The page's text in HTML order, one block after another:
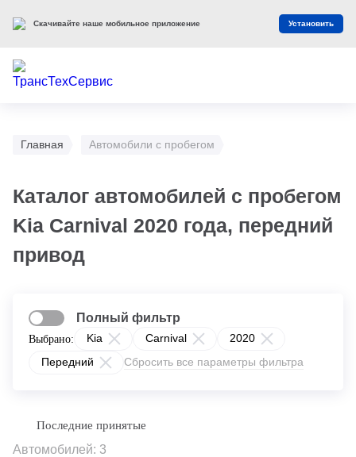
Главная Автомобили с пробегом
Каталог автомобилей с пробегом
Kia Carnival 2020 года, передний
привод
Выбрано: Kia Carnival
2020
Передний
Сбросить все параметры фильтра
Полный фильтр
Автомобилей: 3
Скачивайте наше мобильное приложение Установить